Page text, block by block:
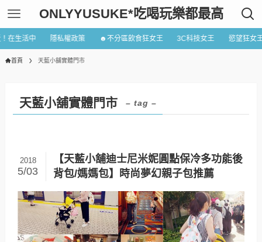
ONLYYUSUKE*吃喝玩樂都最高
在生活中 隱私權政策 ☻不分區飲食狂女王 3C科技女王 慾望狂女
首頁 天藍小舖實體門市
天藍小舖實體門市 – tag –
【天藍小舖迪士尼米妮圓點保冷多功能後
背包/媽媽包】時尚夢幻親子包推薦
2018
5/03